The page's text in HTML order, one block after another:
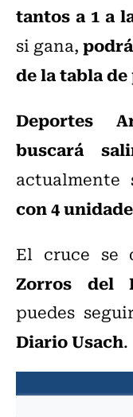
tantos a 1 a
si gana,
de la tabla
Deportes
buscará
actualmente
con 4
El cruce se
Zorros del
puedes
Diario Usach.